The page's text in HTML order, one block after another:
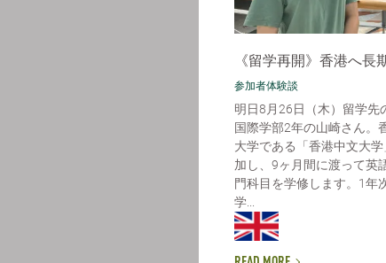
《留学再開》香港へ長
参加者体験談
明日8月26日（木）留学先
国際学部2年の山崎さん。
大学である「香港中文大
加し、9ヶ月間に渡って英
門科目を学修します。1年
学...